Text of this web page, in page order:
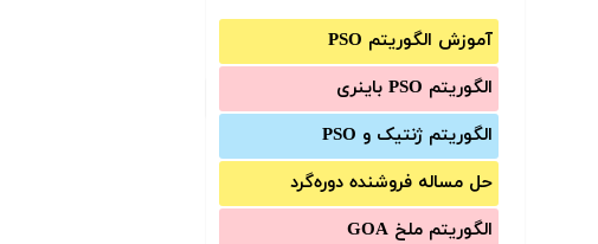
آموزش الگوریتم PSO
الگوریتم PSO باینری
الگوریتم ژنتیک و PSO
حل مساله فروشنده دوره‌گرد
الگوریتم ملخ GOA